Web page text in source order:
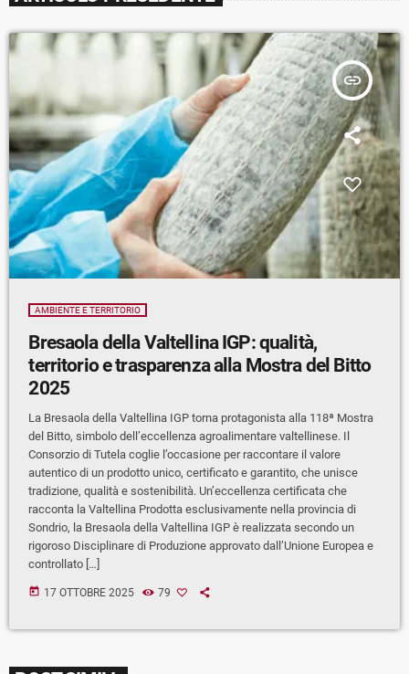
insert_link
AMBIENTE E TERRITORIO
Bresaola della Valtellina IGP: qualità,
territorio e trasparenza alla Mostra del Bitto
2025
La Bresaola della Valtellina IGP torna protagonista alla 118ª Mostra
del Bitto, simbolo dell’eccellenza agroalimentare valtellinese. Il
Consorzio di Tutela coglie l’occasione per raccontare il valore
autentico di un prodotto unico, certificato e garantito, che unisce
tradizione, qualità e sostenibilità. Un’eccellenza certificata che
racconta la Valtellina Prodotta esclusivamente nella provincia di
Sondrio, la Bresaola della Valtellina IGP è realizzata secondo un
rigoroso Disciplinare di Produzione approvato dall’Unione Europea e
controllato […]
today 17 OTTOBRE 2025 79